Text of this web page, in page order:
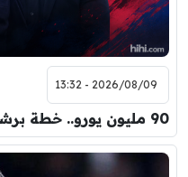
2026/08/09 - 13:32
90 مليون يورو.. خطة برشلونة الكبرى